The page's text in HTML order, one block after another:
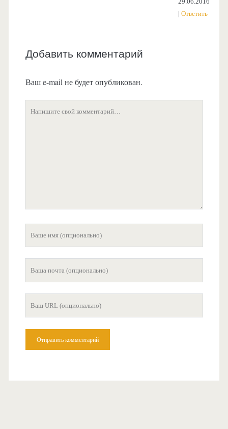
Ответить
Добавить комментарий
Ваш e-mail не будет опубликован.